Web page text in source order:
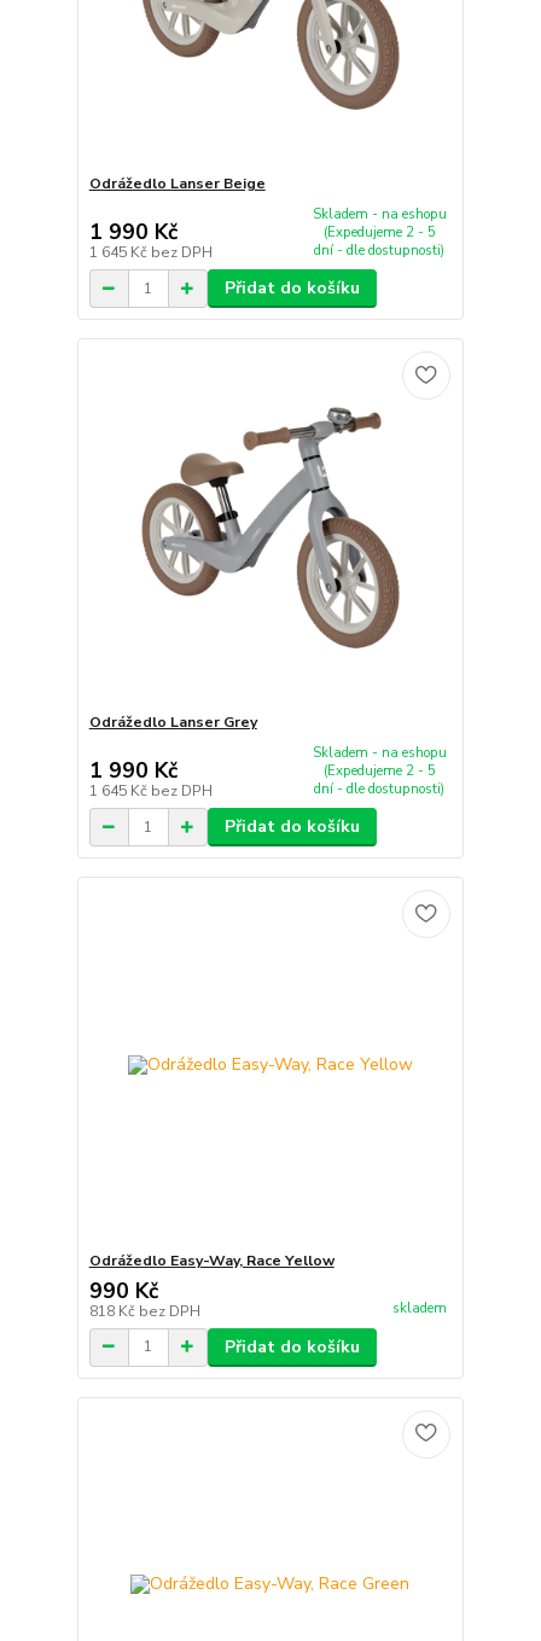
Odrážedlo Lanser Beige
1 990 Kč
1 645 Kč bez DPH
Skladem - na eshopu
(Expedujeme 2 - 5
dní - dle dostupnosti)
Přidat do košíku
Odrážedlo Lanser Grey
1 990 Kč
1 645 Kč bez DPH
Skladem - na eshopu
(Expedujeme 2 - 5
dní - dle dostupnosti)
Přidat do košíku
Odrážedlo Easy-Way, Race Yellow
990 Kč
818 Kč bez DPH skladem
Přidat do košíku